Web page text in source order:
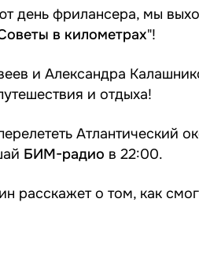
день фрилансера, мы
в километрах"!
и Александра
и отдыха!
Атлантический
БИМ-радио в 22:00.
расскажет о том, как